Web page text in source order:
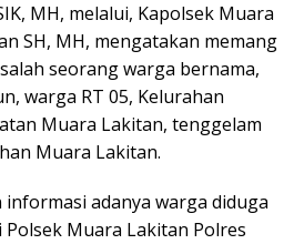
MH, melalui, Kapolsek Muara
SH, MH, mengatakan memang
seorang warga bernama,
warga RT 05, Kelurahan
Muara Lakitan, tenggelam
Muara Lakitan.
informasi adanya warga diduga
Muara Lakitan Polres